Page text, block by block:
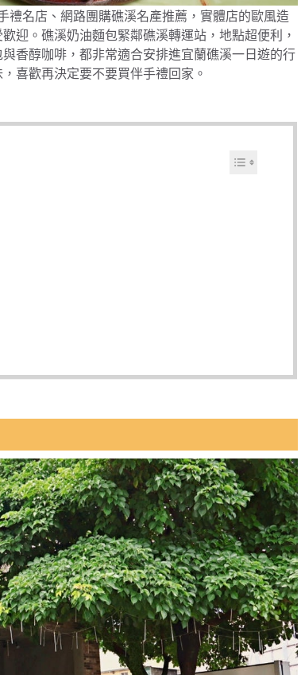
禮名店、網路團購礁溪名產推薦，實體店的歐風造
迎。礁溪奶油麵包緊鄰礁溪轉運站，地點超便利，
香醇咖啡，都非常適合安排進宜蘭礁溪一日遊的行
喜歡再決定要不要買伴手禮回家。